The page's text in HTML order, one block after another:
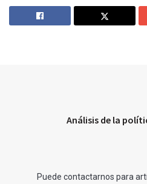
Análisis de la
Puede contactarnos para